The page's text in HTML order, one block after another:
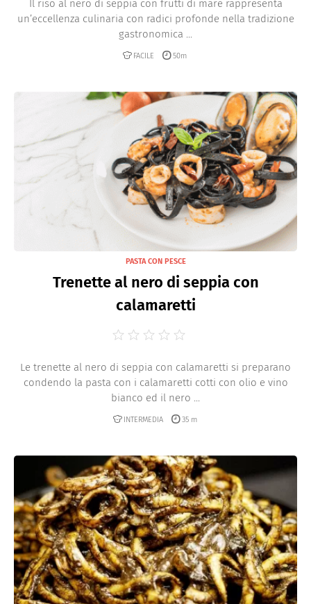
Il riso al nero di seppia con frutti di mare rappresenta
un’eccellenza culinaria con radici profonde nella tradizione
gastronomica ...
FACILE 50m
PASTA CON PESCE
Trenette al nero di seppia con
calamaretti
Le trenette al nero di seppia con calamaretti si preparano
condendo la pasta con i calamaretti cotti con olio e vino
bianco ed il nero ...
INTERMEDIA 35 m